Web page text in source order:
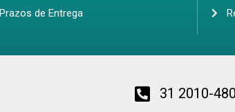
Prazos de Entrega
31 2010-